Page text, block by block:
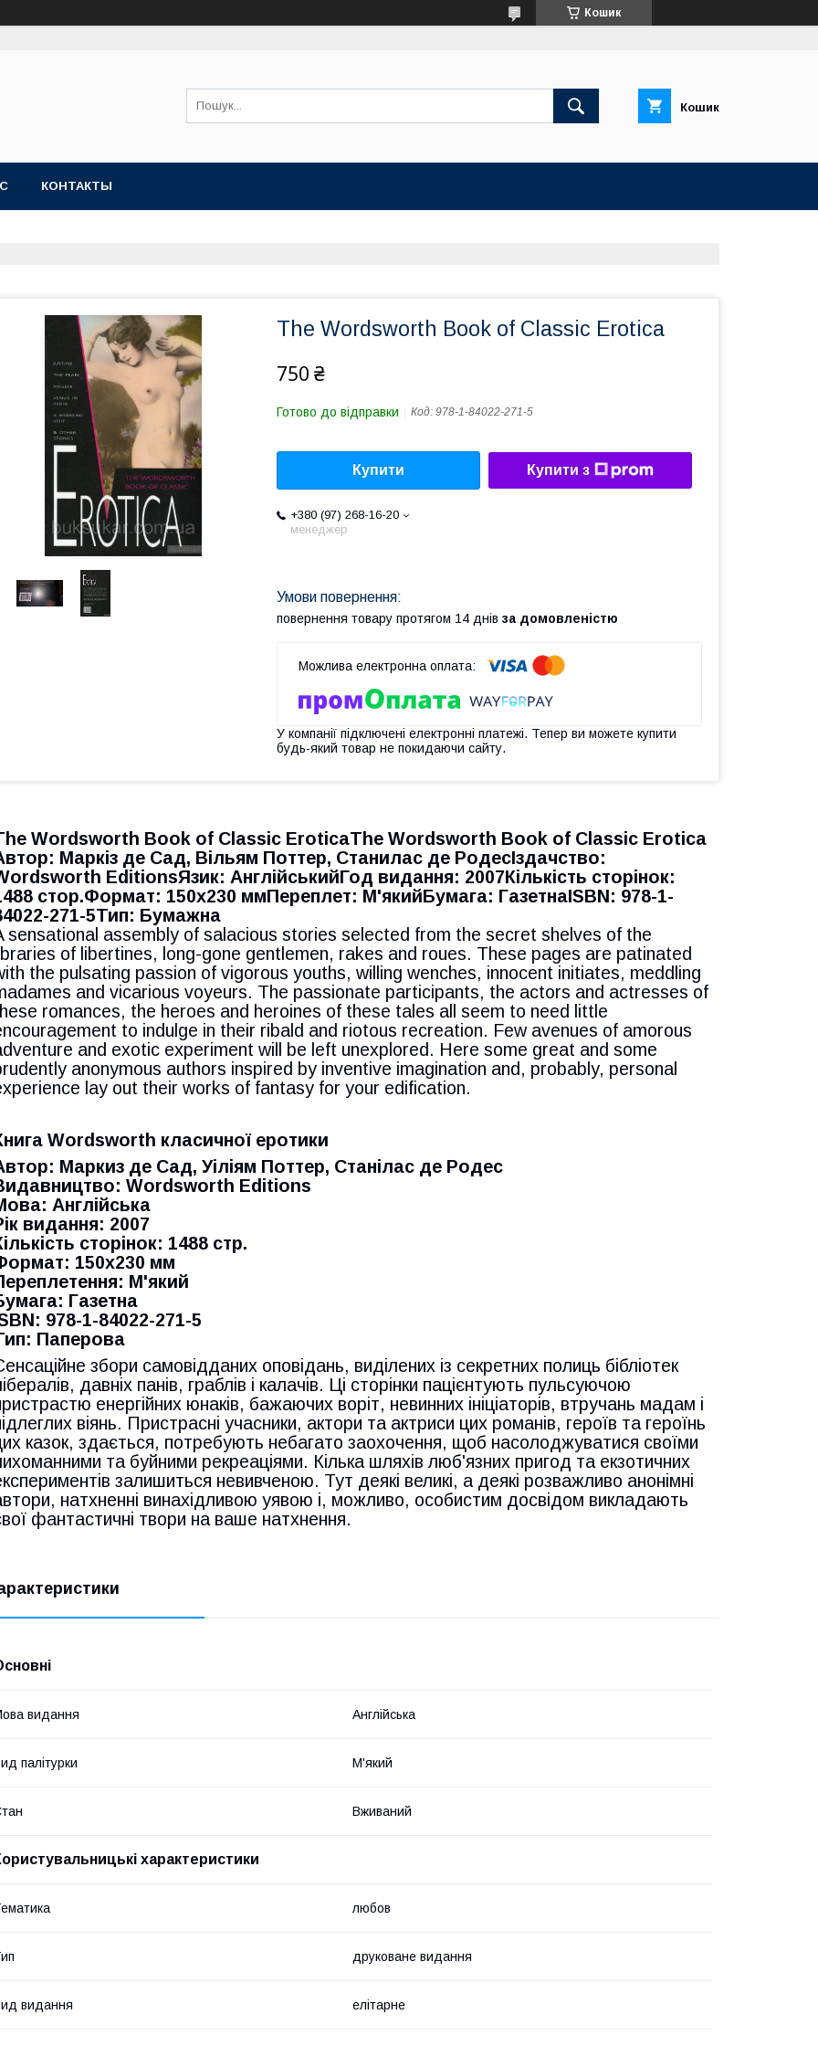
Кошик
Кошик
КОНТАКТЫ
The Wordsworth Book of Classic Erotica
750 ₴
Готово до відправки Код: 978-1-84022-271-5
Купити Купити з
+380 (97) 268-16-20
менеджер
повернення товару протягом 14 днів за домовленістю
У компанії підключені електронні платежі. Тепер ви можете купити
будь-який товар не покидаючи сайту.
Wordsworth Book of Classic EroticaThe Wordsworth Book of Classic Erotica
Маркіз де Сад, Вільям Поттер, Станилас де РодесІздачство:
EditionsЯзик: АнглійськийГод видання: 2007Кількість сторінок:
стор.Формат: 150x230 ммПереплет: М'якийБумага: ГазетнаISBN: 978-1-
271-5Тип: Бумажна
sensational assembly of salacious stories selected from the secret shelves of the
of libertines, long-gone gentlemen, rakes and roues. These pages are patinated
the pulsating passion of vigorous youths, willing wenches, innocent initiates, meddling
and vicarious voyeurs. The passionate participants, the actors and actresses of
romances, the heroes and heroines of these tales all seem to need little
to indulge in their ribald and riotous recreation. Few avenues of amorous
and exotic experiment will be left unexplored. Here some great and some
anonymous authors inspired by inventive imagination and, probably, personal
lay out their works of fantasy for your edification.
Wordsworth класичної еротики
Маркиз де Сад, Уіліям Поттер, Станілас де Родес
Wordsworth Editions
Англійська
видання: 2007
сторінок: 1488 стр.
150x230 мм
М'який
Газетна
978-1-84022-271-5
Паперова
збори самовідданих оповідань, виділених із секретних полиць бібліотек
давніх панів, граблів і калачів. Ці сторінки пацієнтують пульсуючою
енергійних юнаків, бажаючих воріт, невинних ініціаторів, втручань мадам і
віянь. Пристрасні учасники, актори та актриси цих романів, героїв та героїнь
казок, здається, потребують небагато заохочення, щоб насолоджуватися своїми
та буйними рекреаціями. Кілька шляхів люб'язних пригод та екзотичних
залишиться невивченою. Тут деякі великі, а деякі розважливо анонімні
натхненні винахідливою уявою і, можливо, особистим досвідом викладають
фантастичні твори на ваше натхнення.
видання Англійська
палітурки М'який
Вживаний
характеристики
любов
друковане видання
видання елітарне